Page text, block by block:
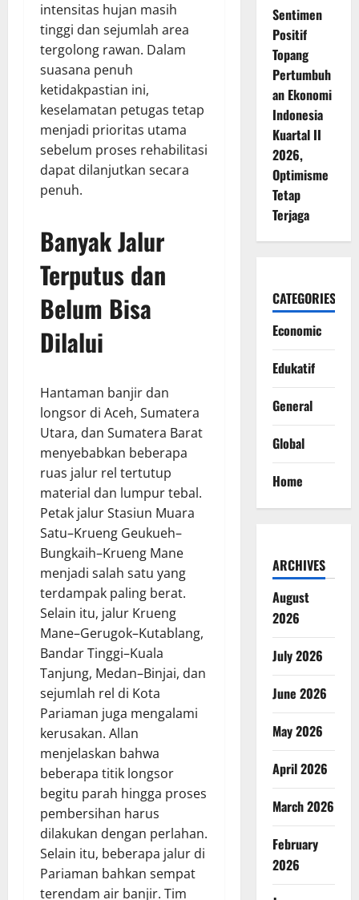
intensitas hujan masih
tinggi dan sejumlah area
tergolong rawan. Dalam
suasana penuh
ketidakpastian ini,
keselamatan petugas tetap
menjadi prioritas utama
sebelum proses rehabilitasi
dapat dilanjutkan secara
penuh.
Banyak Jalur
Terputus dan
Belum Bisa
Dilalui
Hantaman banjir dan
longsor di Aceh, Sumatera
Utara, dan Sumatera Barat
menyebabkan beberapa
ruas jalur rel tertutup
material dan lumpur tebal.
Petak jalur Stasiun Muara
Satu–Krueng Geukueh–
Bungkaih–Krueng Mane
menjadi salah satu yang
terdampak paling berat.
Selain itu, jalur Krueng
Mane–Gerugok–Kutablang,
Bandar Tinggi–Kuala
Tanjung, Medan–Binjai, dan
sejumlah rel di Kota
Pariaman juga mengalami
kerusakan. Allan
menjelaskan bahwa
beberapa titik longsor
begitu parah hingga proses
pembersihan harus
dilakukan dengan perlahan.
Selain itu, beberapa jalur di
Pariaman bahkan sempat
terendam air banjir. Tim
Sentimen
Positif
Topang
Pertumbuh
an Ekonomi
Indonesia
Kuartal II
2026,
Optimisme
Tetap
Terjaga
CATEGORIES
Economic
Edukatif
General
Global
Home
ARCHIVES
August
2026
July 2026
June 2026
May 2026
April 2026
March 2026
February
2026